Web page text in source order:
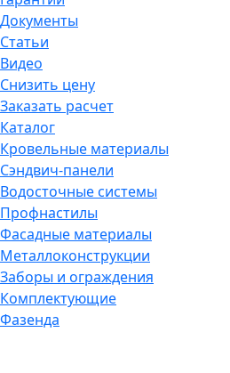
Документы
Статьи
Видео
Снизить цену
Заказать расчет
Каталог
Кровельные материалы
Сэндвич-панели
Водосточные системы
Профнастилы
Фасадные материалы
Металлоконструкции
Заборы и ограждения
Комплектующие
Фазенда